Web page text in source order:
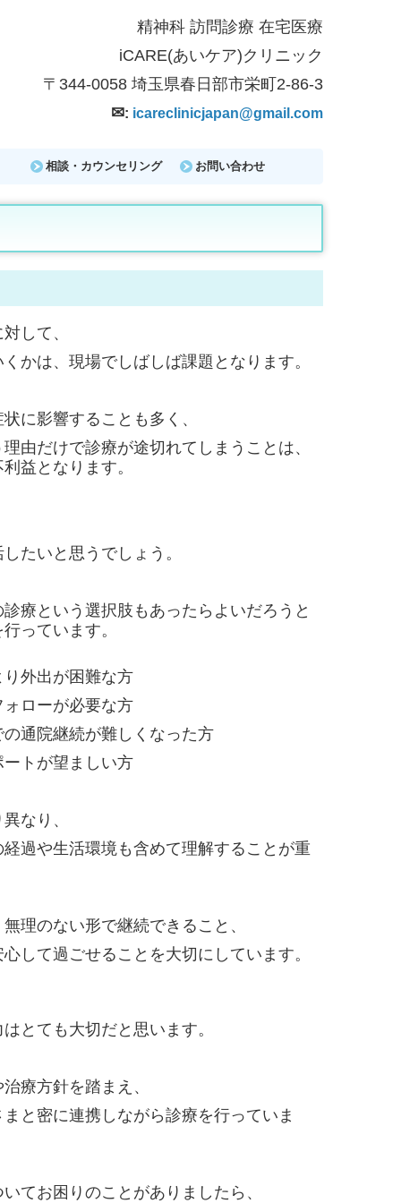
精神科 訪問診療 在宅医療
iCARE(あいケア)クリニック
〒344-0058 埼玉県春日部市栄町2-86-3
✉: icareclinicjapan@gmail.com
相談・カウンセリング お問い合わせ
して、
かは、現場でしばしば課題となります。
に影響することも多く、
由だけで診療が途切れてしまうことは、
益となります。
たいと思うでしょう。
療という選択肢もあったらよいだろうと
っています。
外出が困難な方
ローが必要な方
通院継続が難しくなった方
トが望ましい方
なり、
過や生活環境も含めて理解することが重
理のない形で継続できること、
して過ごせることを大切にしています。
とても大切だと思います。
療方針を踏まえ、
と密に連携しながら診療を行っていま
てお困りのことがありましたら、